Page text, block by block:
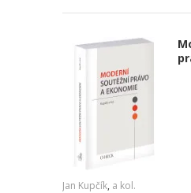
Jan Kupčík, a kol.